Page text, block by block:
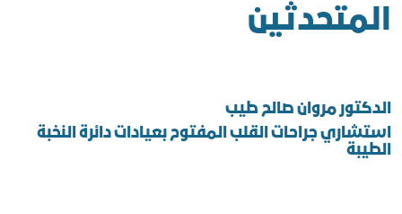
المتحدثين
الدكتور مروان صالح طيب
استشاري جراحات القلب المفتوح بعيادات دائرة النخبة
الطيبة